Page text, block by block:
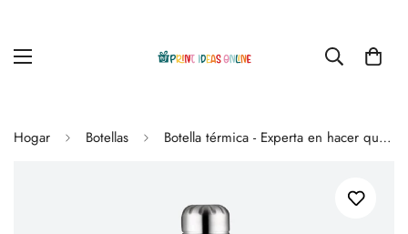
Hogar Botellas Botella térmica - Experta en hacer que las cosas sucedan